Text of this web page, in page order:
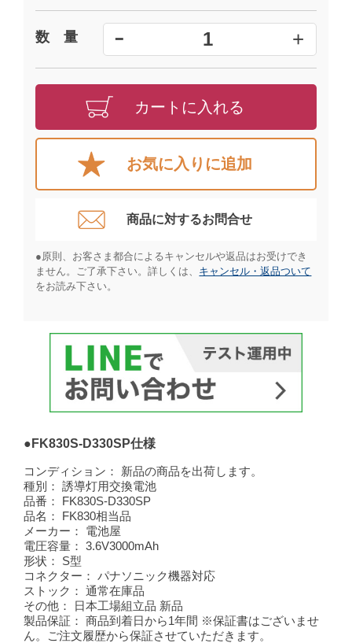
数 量 ━ 1 +
カートに入れる
お気に入りに追加
商品に対するお問合せ​
●原則、お客さま都合によるキャンセルや返品はお受けでき
ません。ご了承下さい。詳しくは、 キャンセル・返品ついて
をお読み下さい。​
●FK830S-D330SP仕様
コンディション：
新品の商品を出荷します。
種別：
誘導灯用交換電池
品番：
FK830S-D330SP
品名：
FK830相当品
メーカー：
電池屋
電圧容量：
3.6V3000mAh
形状：
S型
コネクター：
パナソニック機器対応
ストック：
通常在庫品
その他：
日本工場組立品 新品
製品保証：
商品到着日から1年間 ※保証書はございませ
ん。ご注文履歴から保証させていただきます。